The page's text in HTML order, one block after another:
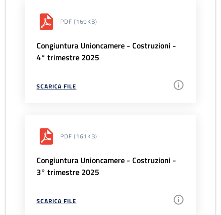
PDF (169KB)
Congiuntura Unioncamere - Costruzioni -
4° trimestre 2025
SCARICA FILE
PDF (161KB)
Congiuntura Unioncamere - Costruzioni -
3° trimestre 2025
SCARICA FILE